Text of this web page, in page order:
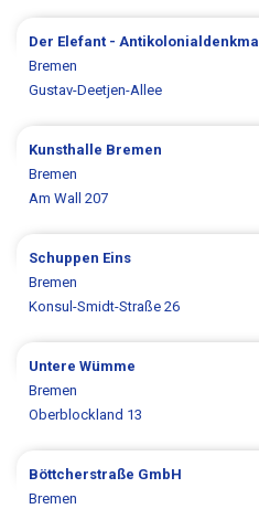
Der Elefant - Antikolonialdenkmal
Bremen
Gustav-Deetjen-Allee
Kunsthalle Bremen
Bremen
Am Wall 207
Schuppen Eins
Bremen
Konsul-Smidt-Straße 26
Untere Wümme
Bremen
Oberblockland 13
Böttcherstraße GmbH
Bremen